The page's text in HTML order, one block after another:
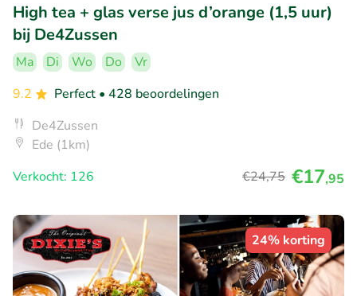
High tea + glas verse jus d’orange (1,5 uur)
bij De4Zussen
Ma Di Wo Do
Vr
9.2
Perfect • 428 beoordelingen
De4Zussen
Ede (1km)
Verkocht: 126
€24,75 €17,95
24% korting